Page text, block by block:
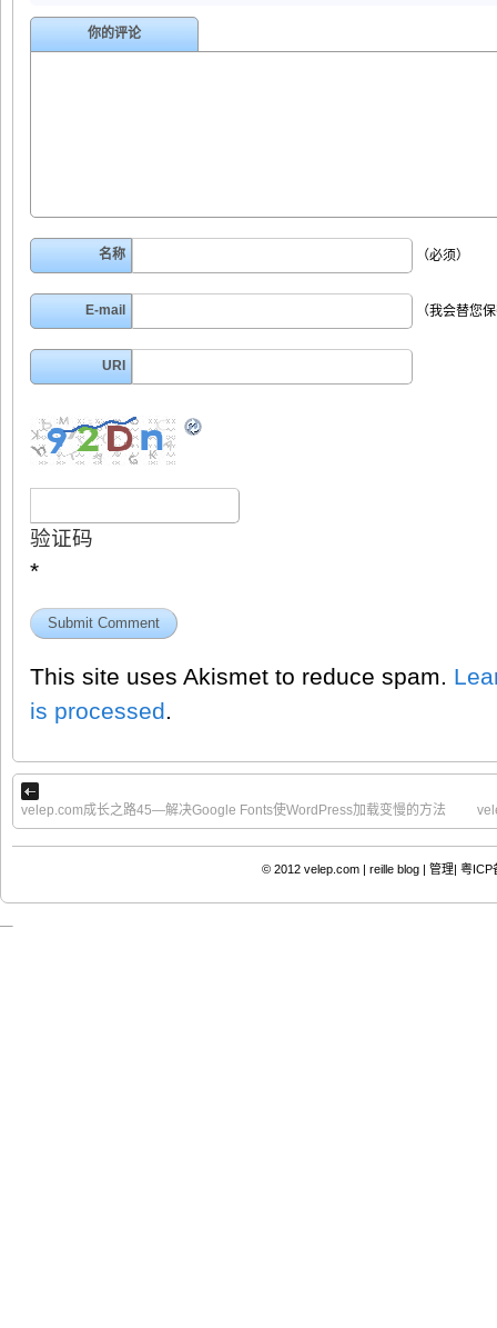
你的评论
名称 （必须）
E-mail （我会替您
URI
验证码
*
This site uses Akismet to reduce spam.
is processed.
velep.com成长之路45—解决Google Fonts使WordPress加载变慢的方法
© 2012 velep.com | reille blog| 管理| 粤ICP